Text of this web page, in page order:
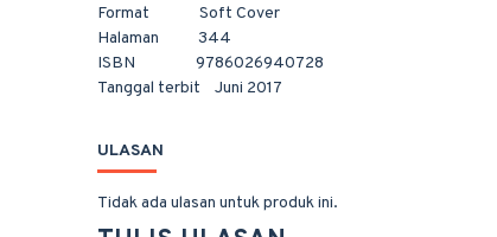
Format Soft Cover
Halaman 344
ISBN 9786026940728
Tanggal terbit Juni 2017
ULASAN
Tidak ada ulasan untuk produk ini.